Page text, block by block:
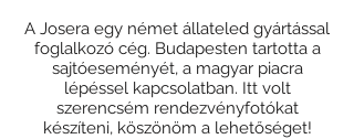
A Josera egy német állateled gyártással
foglalkozó cég. Budapesten tartotta a
sajtóeseményét, a magyar piacra
lépéssel kapcsolatban. Itt volt
szerencsém rendezvényfotókat
készíteni, köszönöm a lehetőséget!